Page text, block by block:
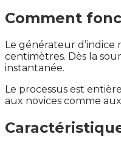
Comment
Le générateur d’indice
centimètres. Dès la
instantanée.
Le processus est
aux novices comme